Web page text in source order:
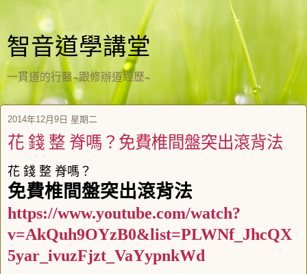
智音道學講堂
一貫道的行醫~跟修辦道經歷~
2014年12月9日 星期二
花 錢 整 脊嗎？免費椎間盤突出滾背法
花 錢 整 脊嗎？
免費椎間盤突出滾背法
https://www.youtube.com/watch?
v=AkQuh9OYzB0&list=PLWNf_JhcQX
5yar_ivuzFjzt_VaYypnkWd